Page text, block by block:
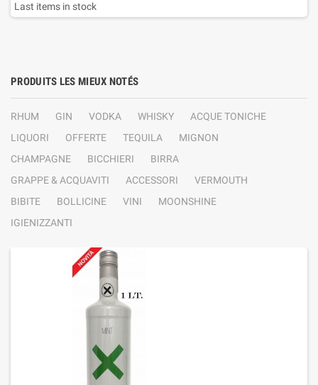
Last items in stock
PRODUITS LES MIEUX NOTÉS
RHUM GIN VODKA WHISKY
ACQUE TONICHE
LIQUORI
OFFERTE TEQUILA
MIGNON
CHAMPAGNE
BICCHIERI
BIRRA
GRAPPE & ACQUAVITI
ACCESSORI
VERMOUTH
BIBITE
BOLLICINE VINI
MOONSHINE
IGIENIZZANTI